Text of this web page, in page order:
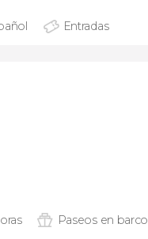
Entradas
Paseos en barco